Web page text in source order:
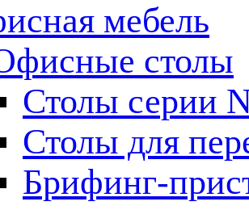
мебель
столы
Столы серии
Столы для
Брифинг-